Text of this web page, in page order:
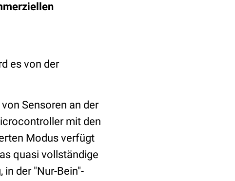
es von der
Sensoren an der
mit den
Modus verfügt
quasi vollständige
der "Nur-Bein"-